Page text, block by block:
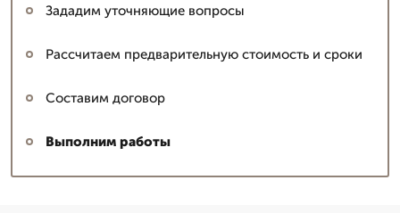
Зададим уточняющие вопросы
Рассчитаем предварительную стоимость и сроки
Составим договор
Выполним работы